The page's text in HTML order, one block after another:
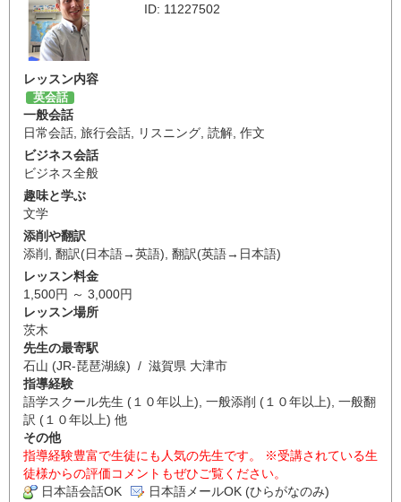
ID: 11227502
レッスン内容
英会話
一般会話
日常会話 旅行会話 リスニング 読解 作文
ビジネス会話
ビジネス全般
趣味と学ぶ
文学
添削や翻訳
添削
翻訳(日本語→英語) 翻訳(英語→日本語)
レッスン料金
1,500円 ～ 3,000円
レッスン場所
茨木
先生の最寄駅
石山 (JR-琵琶湖線) / 滋賀県 大津市
指導経験
語学スクール先生 (１０年以上), 一般添削 (１０年以上), 一般翻
訳 (１０年以上) 他
その他
指導経験豊富で生徒にも人気の先生です。 ※受講されている生
徒様からの評価コメントもぜひご覧ください。
日本語会話OK
日本語メールOK (ひらがなのみ)